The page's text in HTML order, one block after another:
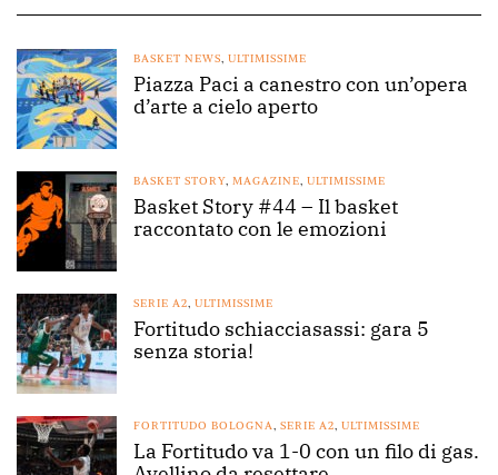
BASKET NEWS, ULTIMISSIME
Piazza Paci a canestro con un’opera
d’arte a cielo aperto
BASKET STORY, MAGAZINE, ULTIMISSIME
Basket Story #44 – Il basket
raccontato con le emozioni
SERIE A2, ULTIMISSIME
Fortitudo schiacciasassi: gara 5
senza storia!
FORTITUDO BOLOGNA, SERIE A2, ULTIMISSIME
La Fortitudo va 1-0 con un filo di gas.